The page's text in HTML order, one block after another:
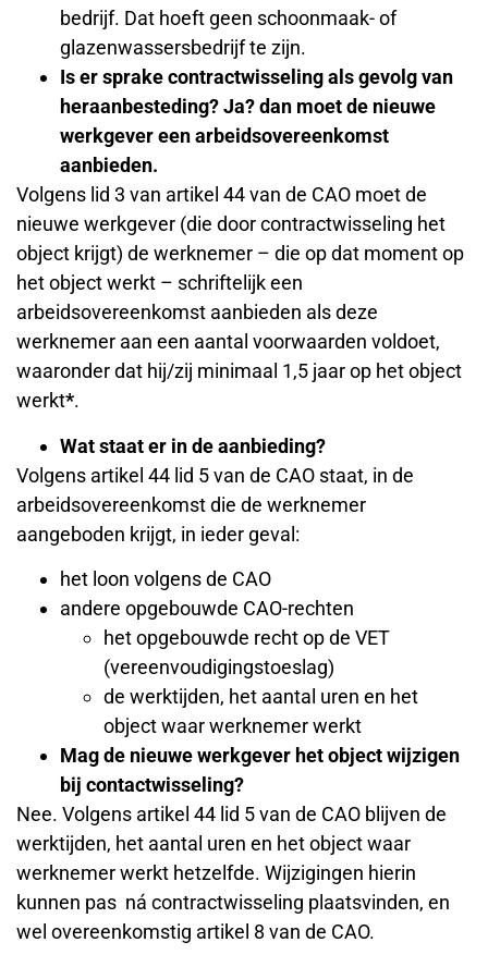
bedrijf. Dat hoeft geen schoonmaak- of
glazenwassersbedrijf te zijn.
Is er sprake contractwisseling als gevolg van
heraanbesteding? Ja? dan moet de nieuwe
werkgever een arbeidsovereenkomst
aanbieden.
Volgens lid 3 van artikel 44 van de CAO moet de
nieuwe werkgever (die door contractwisseling het
object krijgt) de werknemer – die op dat moment op
het object werkt – schriftelijk een
arbeidsovereenkomst aanbieden als deze
werknemer aan een aantal voorwaarden voldoet,
waaronder dat hij/zij minimaal 1,5 jaar op het object
werkt*.
Wat staat er in de aanbieding?
Volgens artikel 44 lid 5 van de CAO staat, in de
arbeidsovereenkomst die de werknemer
aangeboden krijgt, in ieder geval:
het loon volgens de CAO
andere opgebouwde CAO-rechten
het opgebouwde recht op de VET
(vereenvoudigingstoeslag)
de werktijden, het aantal uren en het
object waar werknemer werkt
Mag de nieuwe werkgever het object wijzigen
bij contactwisseling?
Nee. Volgens artikel 44 lid 5 van de CAO blijven de
werktijden, het aantal uren en het object waar
werknemer werkt hetzelfde. Wijzigingen hierin
kunnen pas ná contractwisseling plaatsvinden, en
wel overeenkomstig artikel 8 van de CAO.